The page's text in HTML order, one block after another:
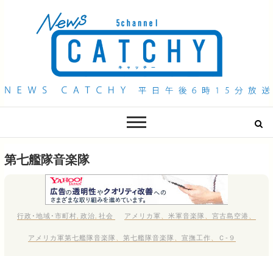
QAB NEWS Headline
第七艦隊音楽隊
行政･地域･市町村 政治 社会 アメリカ軍 米軍音楽隊 宮古島空港
アメリカ軍第七艦隊音楽隊 第七艦隊音楽隊 宣撫工作 Ｃ‐９